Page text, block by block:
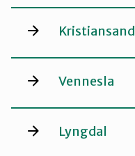
Kristiansand
Vennesla
Lyngdal